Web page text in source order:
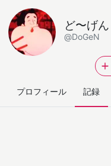
ど〜げん
@DoGeN
プロフィール 記録